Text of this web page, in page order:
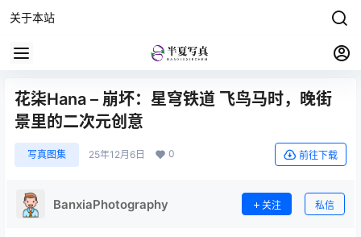
关于本站
花柒Hana – 崩坏：星穹铁道 飞鸟马时，晚街
景里的二次元创意
写真图集 25年12月6日 0 前往下载
BanxiaPhotography 关注 私信